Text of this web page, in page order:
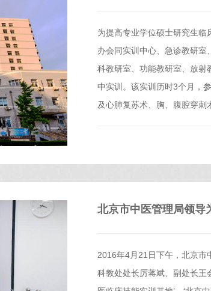
为提高专业学位硕士研究生
办会同实训中心、急诊教研
科教研室、功能教研室、放
中实训。该实训历时3个月，
及心肺复苏术、胸、腹腔穿刺
北京市中医管理局领导
2016年4月21日下午，北京市
科教处处长厉蒋斌、副处长王